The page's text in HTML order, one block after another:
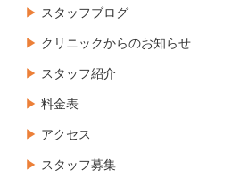
スタッフブログ
クリニックからのお知らせ
スタッフ紹介
料金表
アクセス
スタッフ募集